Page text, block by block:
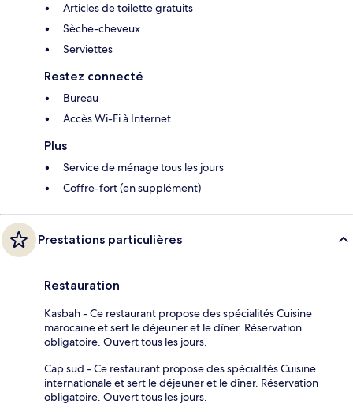
Articles de toilette gratuits
Sèche-cheveux
Serviettes
Restez connecté
Bureau
Accès Wi-Fi à Internet
Plus
Service de ménage tous les jours
Coffre-fort (en supplément)
Prestations particulières
Restauration
Kasbah - Ce restaurant propose des spécialités Cuisine
marocaine et sert le déjeuner et le dîner. Réservation
obligatoire. Ouvert tous les jours.
Cap sud - Ce restaurant propose des spécialités Cuisine
internationale et sert le déjeuner et le dîner. Réservation
obligatoire. Ouvert tous les jours.